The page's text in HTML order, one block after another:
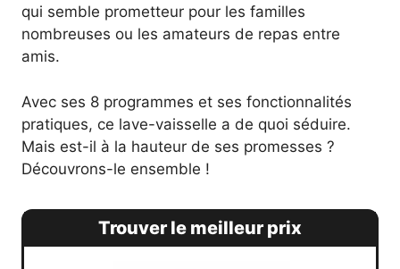
qui semble prometteur pour les familles
nombreuses ou les amateurs de repas entre
amis.
Avec ses 8 programmes et ses fonctionnalités
pratiques, ce lave-vaisselle a de quoi séduire.
Mais est-il à la hauteur de ses promesses ?
Découvrons-le ensemble !
Trouver le meilleur prix